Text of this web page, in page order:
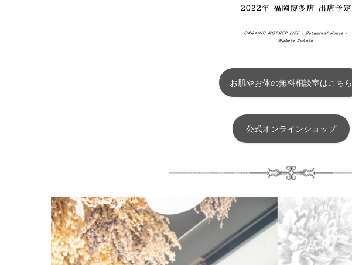
お肌やお体の無料相談室はこちら
公式オンラインショップ